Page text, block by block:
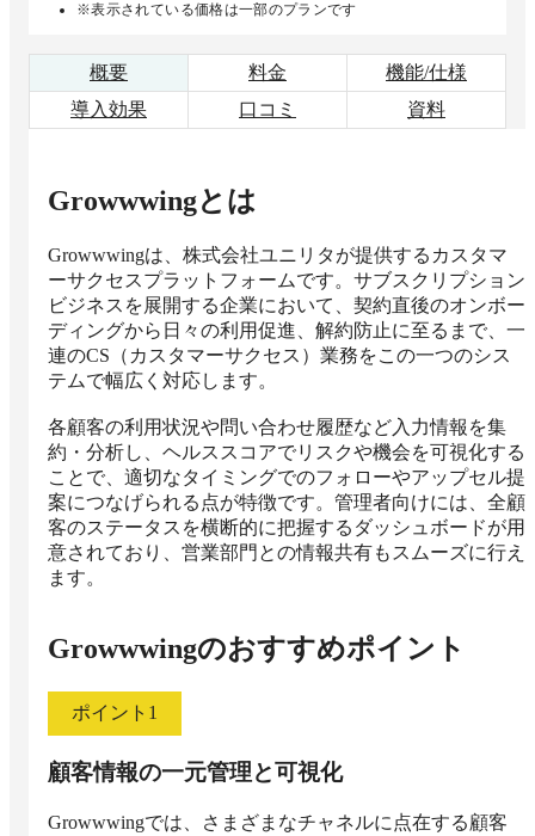
※表示されている価格は一部のプランです
概要 料金
機能/仕様
導入効果
口コミ 資料
Growwwingとは
Growwwingは、株式会社ユニリタが提供するカスタマ
ーサクセスプラットフォームです。サブスクリプション
ビジネスを展開する企業において、契約直後のオンボー
ディングから日々の利用促進、解約防止に至るまで、一
連のCS（カスタマーサクセス）業務をこの一つのシス
テムで幅広く対応します。
各顧客の利用状況や問い合わせ履歴など入力情報を集
約・分析し、ヘルススコアでリスクや機会を可視化する
ことで、適切なタイミングでのフォローやアップセル提
案につなげられる点が特徴です。管理者向けには、全顧
客のステータスを横断的に把握するダッシュボードが用
意されており、営業部門との情報共有もスムーズに行え
ます。
Growwwingのおすすめポイント
ポイント 1
顧客情報の一元管理と可視化
Growwwingでは、さまざまなチャネルに点在する顧客